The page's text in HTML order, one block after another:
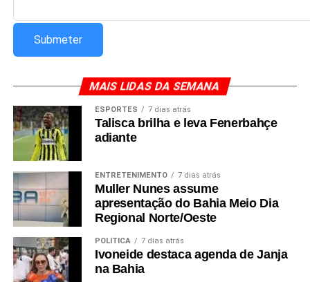
MAIS LIDAS DA SEMANA
ESPORTES 7 dias atrás
Talisca brilha e leva Fenerbahçe
adiante
ENTRETENIMENTO 7 dias atrás
Muller Nunes assume
apresentação do Bahia Meio Dia
Regional Norte/Oeste
POLÍTICA 7 dias atrás
Ivoneide destaca agenda de Janja
na Bahia